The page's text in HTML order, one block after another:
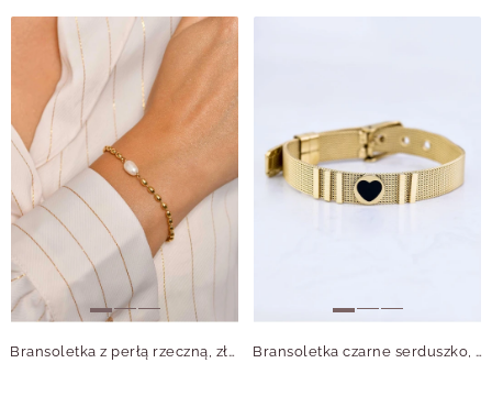
Bransoletka z perłą rzeczną, złoty S107771Z02 Bransoletka czarne serduszko, złoty S1V72450-2Z